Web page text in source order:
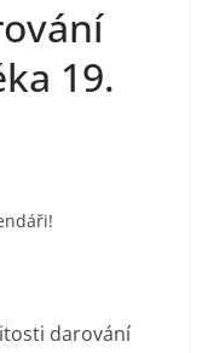
19.
darování